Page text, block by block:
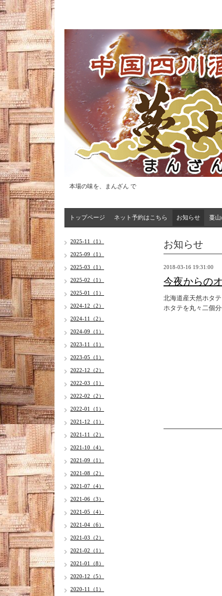
本場の味を、まんざん で
トップページ ネット予約はこちら お知らせ 蔓
お知らせ
2018-03-16 19:31:00
今夜からの
北海道産天然ホタ
ホタテを丸々二個
2025-11（1）
2025-09（1）
2025-03（1）
2025-02（1）
2025-01（1）
2024-12（2）
2024-11（2）
2024-09（1）
2023-11（1）
2023-05（1）
2022-12（2）
2022-03（1）
2022-02（2）
2022-01（1）
2021-12（1）
2021-11（2）
2021-10（4）
2021-09（1）
2021-08（2）
2021-07（4）
2021-06（3）
2021-05（4）
2021-04（6）
2021-03（2）
2021-02（1）
2021-01（8）
2020-12（5）
2020-11（1）